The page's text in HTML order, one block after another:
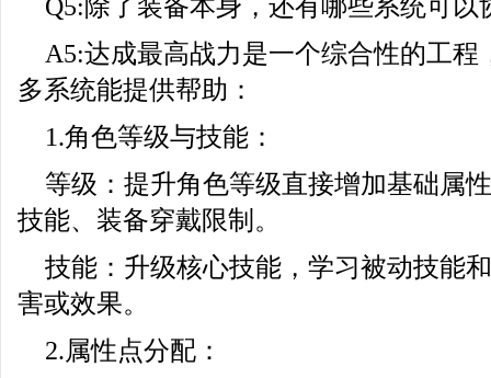
Q5:除了装备本身，还有哪些系统可以
A5:达成最高战力是一个综合性的工程
多系统能提供帮助：
1.角色等级与技能：
等级：提升角色等级直接增加基础属
技能、装备穿戴限制。
技能：升级核心技能，学习被动技能
害或效果。
2.属性点分配：